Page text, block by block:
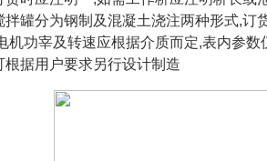
拌罐分为钢制及混凝土浇注两种形式,订
机功宰及转速应根据介质而定,表内参数
根据用户要求另行设计制造